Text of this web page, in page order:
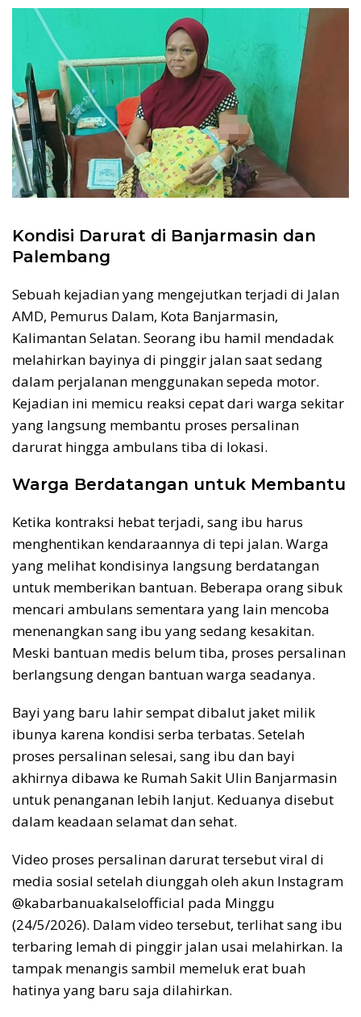
Kondisi Darurat di Banjarmasin dan
Palembang
Sebuah kejadian yang mengejutkan terjadi di Jalan
AMD, Pemurus Dalam, Kota Banjarmasin,
Kalimantan Selatan. Seorang ibu hamil mendadak
melahirkan bayinya di pinggir jalan saat sedang
dalam perjalanan menggunakan sepeda motor.
Kejadian ini memicu reaksi cepat dari warga sekitar
yang langsung membantu proses persalinan
darurat hingga ambulans tiba di lokasi.
Warga Berdatangan untuk Membantu
Ketika kontraksi hebat terjadi, sang ibu harus
menghentikan kendaraannya di tepi jalan. Warga
yang melihat kondisinya langsung berdatangan
untuk memberikan bantuan. Beberapa orang sibuk
mencari ambulans sementara yang lain mencoba
menenangkan sang ibu yang sedang kesakitan.
Meski bantuan medis belum tiba, proses persalinan
berlangsung dengan bantuan warga seadanya.
Bayi yang baru lahir sempat dibalut jaket milik
ibunya karena kondisi serba terbatas. Setelah
proses persalinan selesai, sang ibu dan bayi
akhirnya dibawa ke Rumah Sakit Ulin Banjarmasin
untuk penanganan lebih lanjut. Keduanya disebut
dalam keadaan selamat dan sehat.
Video proses persalinan darurat tersebut viral di
media sosial setelah diunggah oleh akun Instagram
@kabarbanuakalselofficial pada Minggu
(24/5/2026). Dalam video tersebut, terlihat sang ibu
terbaring lemah di pinggir jalan usai melahirkan. Ia
tampak menangis sambil memeluk erat buah
hatinya yang baru saja dilahirkan.